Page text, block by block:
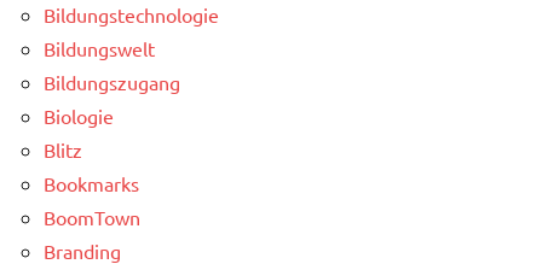
Bildungstechnologie
Bildungswelt
Bildungszugang
Biologie
Blitz
Bookmarks
BoomTown
Branding